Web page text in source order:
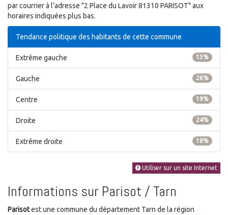
par courrier à l'adresse "2 Place du Lavoir 81310 PARISOT" aux
horaires indiquées plus bas.
Tendance politique des habitants de cette commune
13%
Extrême gauche
26%
Gauche
19%
Centre
24%
Droite
18%
Extrême droite
Utiliser sur un site Internet
Informations sur Parisot / Tarn
Parisotest une commune du département Tarn de la région